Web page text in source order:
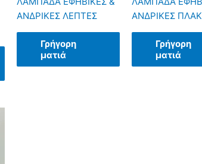
ΑΝΔΡΙΚΕΣ ΛΕΠΤΕΣ
Γρήγορη
ματιά
ΑΝΔΡΙΚΕΣ
Γρήγορη
ματιά